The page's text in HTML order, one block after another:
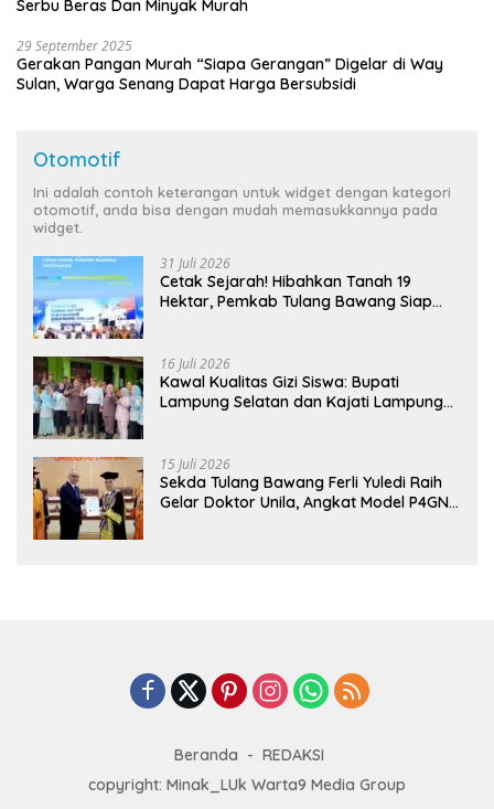
Serbu Beras Dan Minyak Murah
29 September 2025
Gerakan Pangan Murah “Siapa Gerangan” Digelar di Way
Sulan, Warga Senang Dapat Harga Bersubsidi
Otomotif
Ini adalah contoh keterangan untuk widget dengan kategori
otomotif, anda bisa dengan mudah memasukkannya pada
widget.
31 Juli 2026
Cetak Sejarah! Hibahkan Tanah 19
Hektar, Pemkab Tulang Bawang Siap
16 Juli 2026
Kawal Kualitas Gizi Siswa: Bupati
Lampung Selatan dan Kajati Lampung
15 Juli 2026
Sekda Tulang Bawang Ferli Yuledi Raih
Gelar Doktor Unila, Angkat Model P4GN
Beranda
REDAKSI
copyright: Minak_LUk Warta9 Media Group